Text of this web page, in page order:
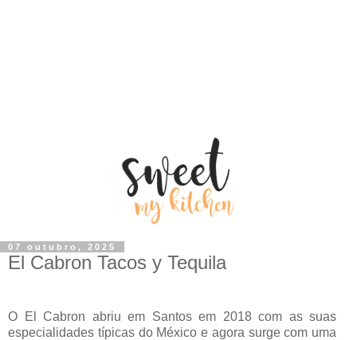
07 outubro, 2025
El Cabron Tacos y Tequila
O El Cabron abriu em Santos em 2018 com as suas
especialidades típicas do México e agora surge com uma